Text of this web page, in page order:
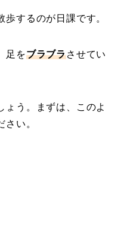
歩するのが日課です。
足をブラブラさせてい
ょう。まずは、このよ
さい。